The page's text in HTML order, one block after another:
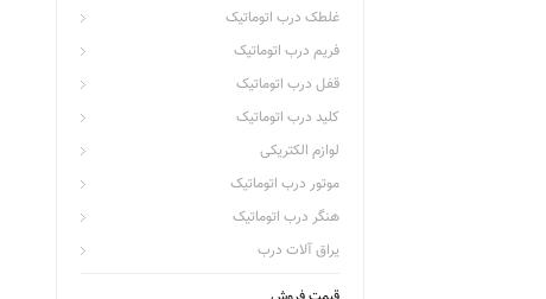
غلطک درب اتوماتیک
فریم درب اتوماتیک
قفل درب اتوماتیک
کلید درب اتوماتیک
لوازم الکتریکی
موتور درب اتوماتیک
هنگر درب اتوماتیک
یراق آلات درب